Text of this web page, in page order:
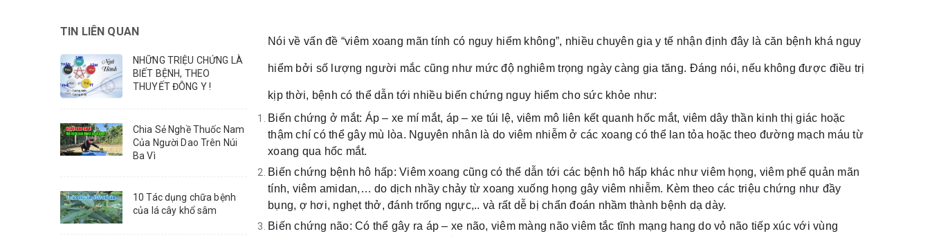
Nói về vấn đề “viêm xoang mãn tính có nguy hiểm không”, nhiều chuyên gia y tế nhận định đây là căn bệnh khá nguy
hiểm bởi số lượng người mắc cũng như mức độ nghiêm trọng ngày càng gia tăng. Đáng nói, nếu không được điều trị
kịp thời, bệnh có thể dẫn tới nhiều biến chứng nguy hiểm cho sức khỏe như:
Biến chứng ở mắt: Áp – xe mí mắt, áp – xe túi lệ, viêm mô liên kết quanh hốc mắt, viêm dây thần kinh thị giác hoặc
thậm chí có thể gây mù lòa. Nguyên nhân là do viêm nhiễm ở các xoang có thể lan tỏa hoặc theo đường mạch máu từ
xoang qua hốc mắt.
Biến chứng bệnh hô hấp: Viêm xoang cũng có thể dẫn tới các bệnh hô hấp khác như viêm họng, viêm phế quản mãn
tính, viêm amidan,… do dịch nhầy chảy từ xoang xuống họng gây viêm nhiễm. Kèm theo các triệu chứng như đầy
bụng, ợ hơi, nghẹt thở, đánh trống ngực,.. và rất dễ bị chẩn đoán nhầm thành bệnh dạ dày.
Biến chứng não: Có thể gây ra áp – xe não, viêm màng não viêm tắc tĩnh mạng hang do vỏ não tiếp xúc với vùng
TIN LIÊN QUAN
NHỮNG TRIỆU CHỨNG LÀ
BIẾT BỆNH, THEO
THUYẾT ĐÔNG Y !
Chia Sẻ Nghề Thuốc Nam
Của Người Dao Trên Núi
Ba Vì
10 Tác dụng chữa bệnh
của lá cây khổ sâm